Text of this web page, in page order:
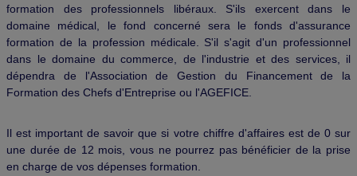
formation des professionnels libéraux. S'ils exercent dans le
domaine médical, le fond concerné sera le fonds d'assurance
formation de la profession médicale. S'il s'agit d'un professionnel
dans le domaine du commerce, de l'industrie et des services, il
dépendra de l'Association de Gestion du Financement de la
Formation des Chefs d'Entreprise ou l'AGEFICE.
Il est important de savoir que si votre chiffre d'affaires est de 0 sur
une durée de 12 mois, vous ne pourrez pas bénéficier de la prise
en charge de vos dépenses formation.